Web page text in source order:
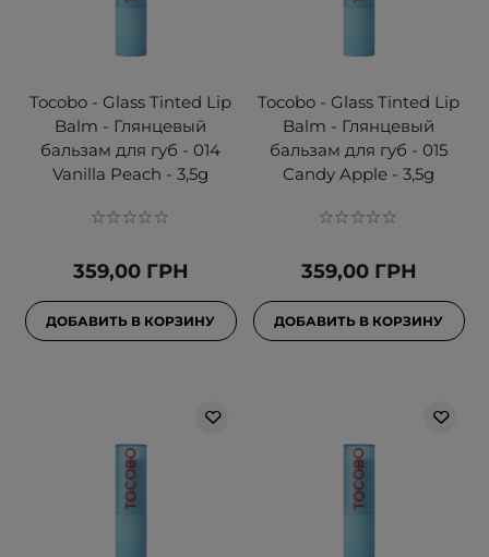
Tocobo - Glass Tinted Lip
Balm - Глянцевый
бальзам для губ - 014
Vanilla Peach - 3,5g
359,00 ГРН
ДОБАВИТЬ В КОРЗИНУ
Tocobo - Glass Tinted Lip
Balm - Глянцевый
бальзам для губ - 015
Candy Apple - 3,5g
359,00 ГРН
ДОБАВИТЬ В КОРЗИНУ